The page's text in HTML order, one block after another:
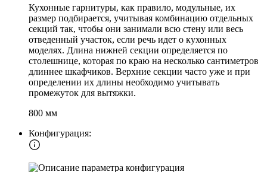
Кухонные гарнитуры, как правило, модульные, их
размер подбирается, учитывая комбинацию отдельных
секций так, чтобы они занимали всю стену или весь
отведенный участок, если речь идет о кухонных
моделях. Длина нижней секции определяется по
столешнице, которая по краю на несколько сантиметров
длиннее шкафчиков. Верхние секции часто уже и при
определении их длины необходимо учитывать
промежуток для вытяжки.
800 мм
Конфигурация: